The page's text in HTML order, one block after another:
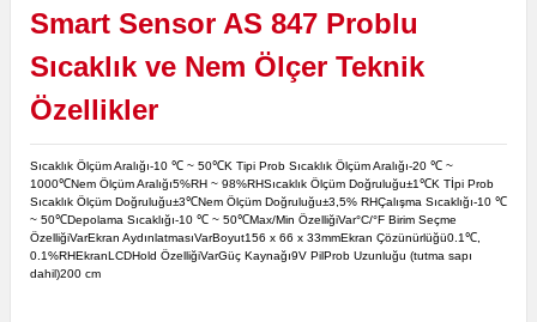
Smart Sensor AS 847 Problu
Sıcaklık ve Nem Ölçer Teknik
Özellikler
Sıcaklık Ölçüm Aralığı-10 ℃ ~ 50℃K Tipi Prob Sıcaklık Ölçüm Aralığı-20 ℃ ~
1000℃Nem Ölçüm Aralığı5%RH ~ 98%RHSıcaklık Ölçüm Doğruluğu±1℃K Tİpi Prob
Sıcaklık Ölçüm Doğruluğu±3℃Nem Ölçüm Doğruluğu±3,5% RHÇalışma Sıcaklığı-10 ℃
~ 50℃Depolama Sıcaklığı-10 ℃ ~ 50℃Max/Min ÖzelliğiVar°C/°F Birim Seçme
ÖzelliğiVarEkran AydınlatmasıVarBoyut156 x 66 x 33mmEkran Çözünürlüğü0.1℃,
0.1%RHEkranLCDHold ÖzelliğiVarGüç Kaynağı9V PilProb Uzunluğu (tutma sapı
dahil)200 cm